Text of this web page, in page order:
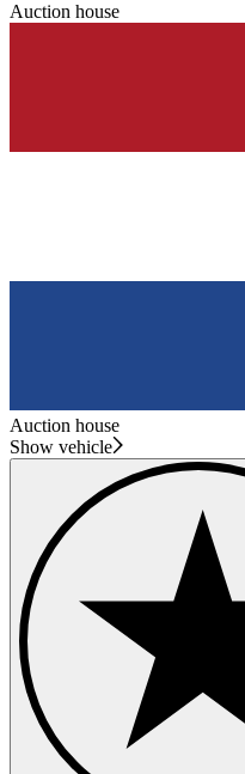
Auction house
Auction house
Show vehicle